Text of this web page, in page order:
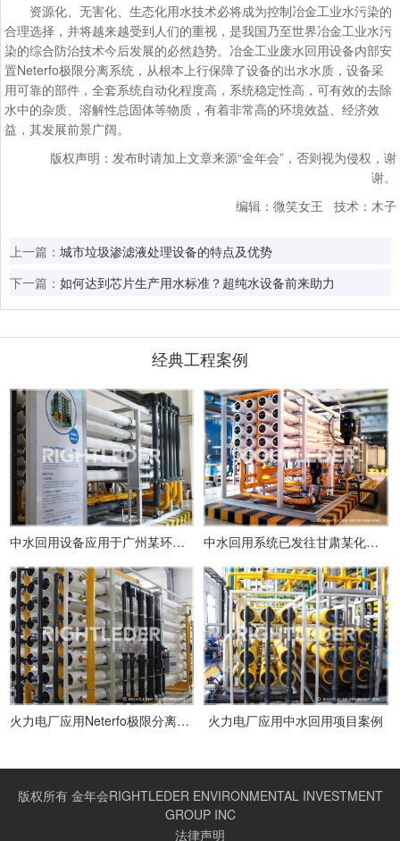
资源化、无害化、生态化用水技术必将成为控制冶金工业水污染的
合理选择，并将越来越受到人们的重视，是我国乃至世界冶金工业水污
染的综合防治技术今后发展的必然趋势。冶金工业废水回用设备内部安
置Neterfo极限分离系统，从根本上行保障了设备的出水水质，设备采
用可靠的部件，全套系统自动化程度高，系统稳定性高，可有效的去除
水中的杂质、溶解性总固体等物质，有着非常高的环境效益、经济效
益，其发展前景广阔。
版权声明：发布时请加上文章来源“金年会”，否则视为侵权，谢
谢。
编辑：微笑女王 技术：木子
上一篇： 城市垃圾渗滤液处理设备的特点及优势
下一篇： 如何达到芯片生产用水标准？超纯水设备前来助力
经典工程案例
中水回用设备应用于广州某环氧树脂废水处理 中水回用系统已发往甘肃某化纤厂
火力电厂应用Neterfo极限分离系统项目案例 火力电厂应用中水回用项目案例
版权所有 金年会RIGHTLEDER ENVIRONMENTAL INVESTMENT
GROUP INC
法律声明